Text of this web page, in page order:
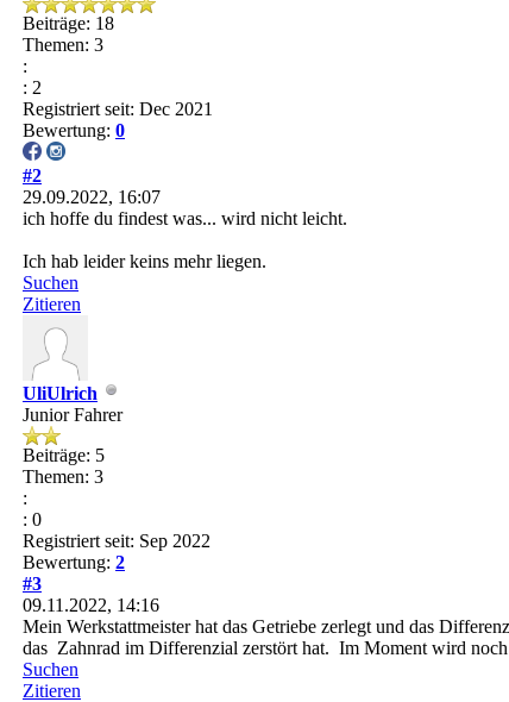
Beiträge: 18
Themen: 3
:
: 2
Registriert seit: Dec 2021
Bewertung: 0
#2
29.09.2022, 16:07
ich hoffe du findest was... wird nicht leicht.
Ich hab leider keins mehr liegen.
Suchen
Zitieren
UliUlrich
Junior Fahrer
Beiträge: 5
Themen: 3
:
: 0
Registriert seit: Sep 2022
Bewertung: 2
#3
09.11.2022, 14:16
Mein Werkstattmeister hat das Getriebe zerlegt und das
das Zahnrad im Differenzial zerstört hat. Im Moment wird
Suchen
Zitieren